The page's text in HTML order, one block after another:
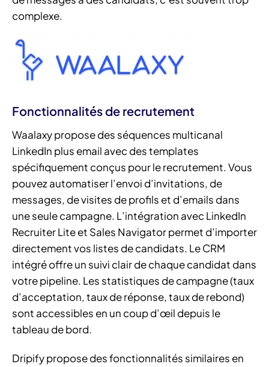
complexe.
Fonctionnalités de recrutement
Waalaxy propose des séquences multicanal
LinkedIn plus email avec des templates
spécifiquement conçus pour le recrutement. Vous
pouvez automatiser l’envoi d’invitations, de
messages, de visites de profils et d’emails dans
une seule campagne. L’intégration avec LinkedIn
Recruiter Lite et Sales Navigator permet d’importer
directement vos listes de candidats. Le CRM
intégré offre un suivi clair de chaque candidat dans
votre pipeline. Les statistiques de campagne (taux
d’acceptation, taux de réponse, taux de rebond)
sont accessibles en un coup d’œil depuis le
tableau de bord.
Dripify propose des fonctionnalités similaires en